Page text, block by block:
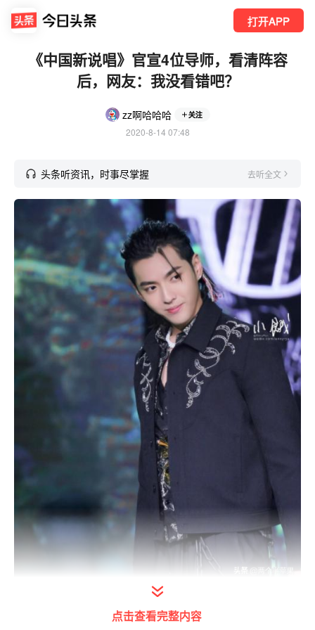
打开APP
《中国新说唱》官宣4位导师，看清阵容
后，网友：我没看错吧？
zz啊哈哈哈 关注
2020-8-14 07:48
头条听资讯，时事尽掌握 去听全文
这档综艺应该也是很多人都喜欢的，而且在前
点击查看完整内容